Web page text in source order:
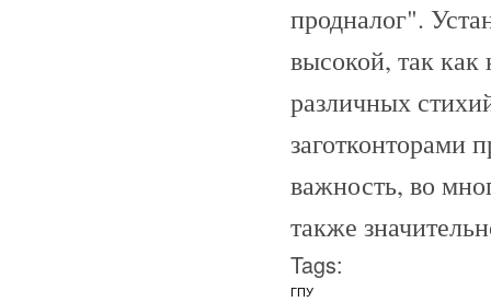
продналог".
высокой, так
различных
заготконторами
важность, во
также
Tags:
ГПУ